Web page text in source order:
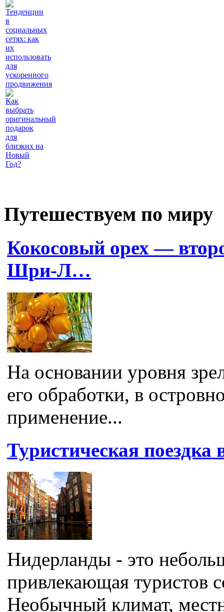
Тенденции
в
социальных
сетях: как
их
использовать
для
ускоренного
продвижения
Как
выбрать
оригинальный
подарок
для
близких на
Новый
Год?
Путешествуем по миру
Кокосовый орех —
Шри-Л…
На основании уровня
его обработки, в
применение...
Туристическая
Нидерланды - это
привлекающая туристов
Необычный климат,